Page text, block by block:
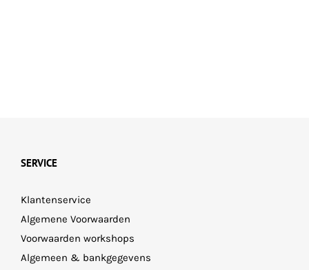
SERVICE
Klantenservice
Algemene Voorwaarden
Voorwaarden workshops
Algemeen & bankgegevens